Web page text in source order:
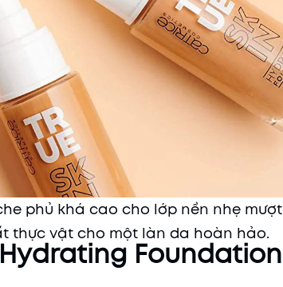
phủ khá cao cho lớp nền nhẹ mượt
thực vật cho một làn da hoàn hảo.
Foundation